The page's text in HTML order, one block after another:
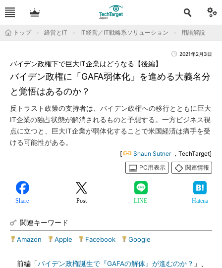
トップ 経営とIT IT経営／IT戦略系ソリューション 用語解説
2021年2月3日
バイデン政権に「GAFA弱体化」を進める大義名分
と覚悟はあるのか？
バイデン政権下で巨大IT企業はどうなる【後編】
反トラスト政策の支持者は、バイデン政権への移行とともに巨大
IT企業の独占状態が解消されるものと予想する。一方ビジネス視
点に立つと、巨大IT企業が弱体化することで米国経済は痛手を受
ける可能性がある。
[ Shaun Sutner ，TechTarget]
PC用表示
関連情報
Share Post LINE Hatena
関連キーワード
Amazon Apple Facebook Google
前編「バイデン政権誕生で『GAFAの解体』が進むのか？ 」、